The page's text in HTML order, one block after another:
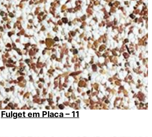
Fulget em Placa – 11